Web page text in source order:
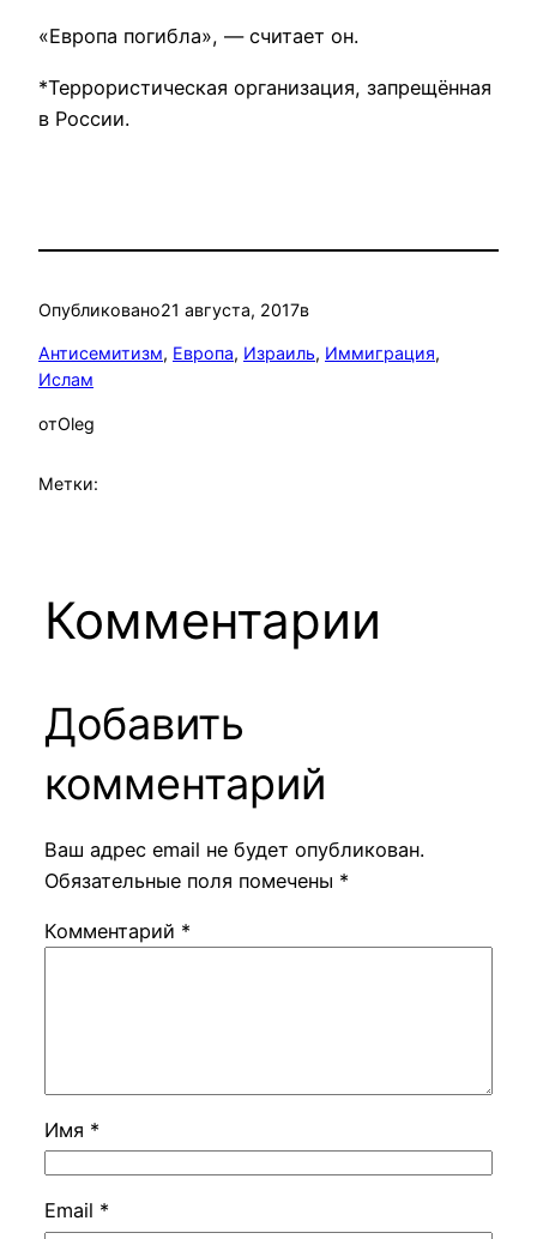
«Европа погибла», — считает он.
*Террористическая организация, запрещённая
в России.
Опубликовано21 августа, 2017в
Антисемитизм, Европа, Израиль, Иммиграция
Ислам
отOleg
Метки:
Комментарии
Добавить
комментарий
Ваш адрес email не будет опубликован.
Обязательные поля помечены *
Комментарий *
Имя *
Email *